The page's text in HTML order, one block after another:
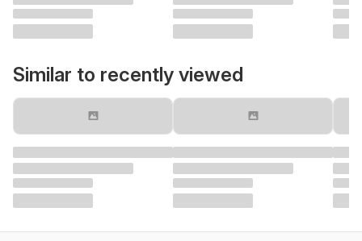
Similar to recently viewed